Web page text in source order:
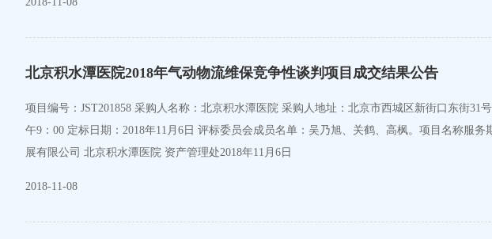
北京积水潭医院2018年气动物流维保竞争性谈判项目成交结果公告
项目编号：JST201858 采购人名称：北京积水潭医院 采购人地址：北京市西城区新街口东街31号 采购人联系方式：010-58516897 简要技术要求/招标项目的性质：竞争性谈判文件 谈判时间：2018年11月6日上
午9：00 定标日期：2018年11月6日 评标委员会成员名单：吴乃旭、关鹤、高枫。项目名称服
展有限公司 北京积水潭医院 资产管理处2018年11月6日
2018-11-08